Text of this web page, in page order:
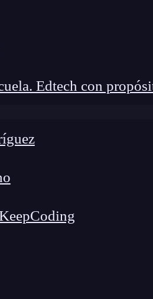
Edtech con
de auditoría en un banco,
Detectar